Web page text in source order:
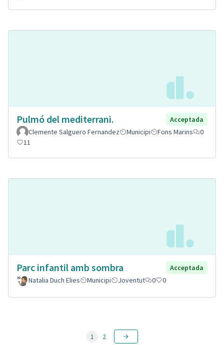
Pulmó del mediterrani.
Acceptada
Clemente Salguero Fernandez
Municipi Fons Marins
0
11
Parc infantil amb sombra
Acceptada
Natalia Duch Elies
Municipi Joventut 0 0
1 2